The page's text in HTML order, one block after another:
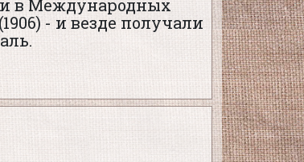
в Международных
- и везде получали